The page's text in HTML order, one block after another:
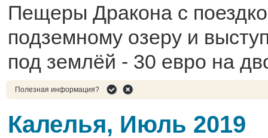
Пещеры Дракона с
подземному озеру и
под землёй - 30 евро на
Полезная информация?
Калелья, Июль 2019